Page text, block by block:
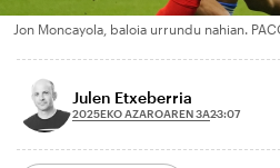
Jon Moncayola, baloia urrundu nahian.
Julen Etxeberria
2025EKO AZAROAREN 3A23:07